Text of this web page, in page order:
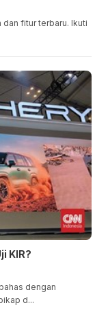
fitur terbaru. Ikuti
KIR?
dengan
d...